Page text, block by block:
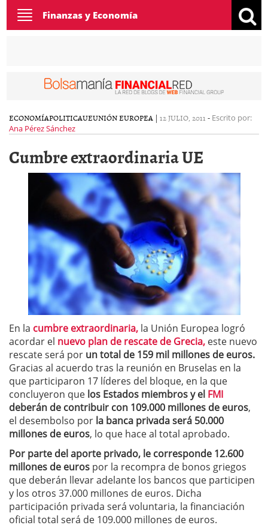
Toggle
navigation
Finanzas y Economía
ECONOMÍAPOLITICAUEUNIÓN EUROPEA | 12 JULIO, 2011 - Escrito por:
Ana Pérez Sánchez
Cumbre extraordinaria UE
En la cumbre extraordinaria, la Unión Europea logró
acordar el nuevo plan de rescate de Grecia, este nuevo
rescate será por un total de 159 mil millones de euros.
Gracias al acuerdo tras la reunión en Bruselas en la
que participaron 17 líderes del bloque, en la que
concluyeron que los Estados miembros y el FMI
deberán de contribuir con 109.000 millones de euros,
el desembolso por la banca privada será 50.000
millones de euros, lo que hace al total aprobado.
Por parte del aporte privado, le corresponde 12.600
millones de euros por la recompra de bonos griegos
que deberán llevar adelante los bancos que participen
y los otros 37.000 millones de euros. Dicha
participación privada será voluntaria, la financiación
oficial total será de 109.000 millones de euros.